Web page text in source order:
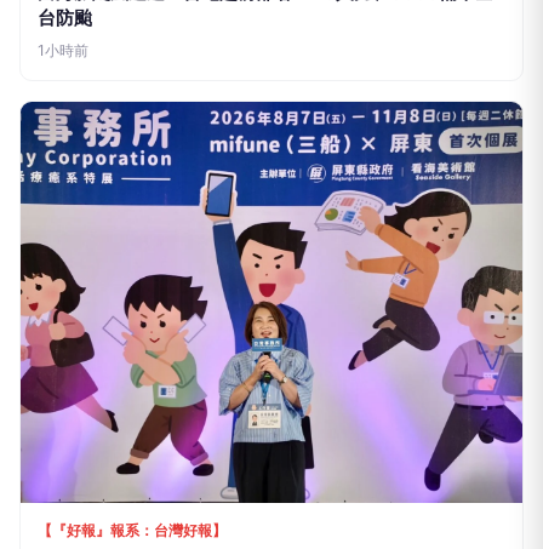
合時事安排登革熱防治、拒絕酒駕、非洲豬瘟防堵及
多項漁業行政措施等多語宣導，提升外籍船員對臺灣
法令的認識，避免誤觸法令並保障自身權益。